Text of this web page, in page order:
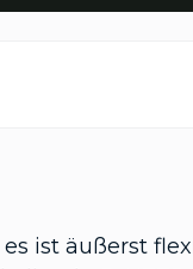
ist äußerst